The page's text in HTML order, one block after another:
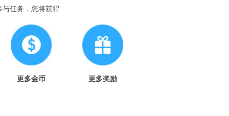
与任务，您将获得
更多金币 更多奖励